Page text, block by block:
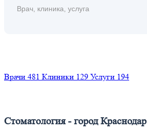
Врачи 481 Клиники 129 Услуги 194
Стоматология - город Краснодар